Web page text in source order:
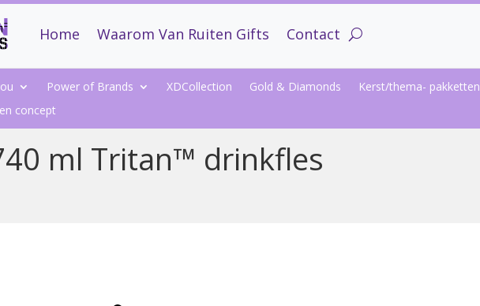
Home Waarom Van Ruiten Gifts Contact
Power of Brands XDCollection Gold & Diamonds Kerst/thema- pakketten
concept
ml Tritan™ drinkfles